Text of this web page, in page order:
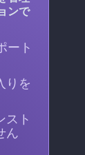
ンで
ート
りを
スト
ん